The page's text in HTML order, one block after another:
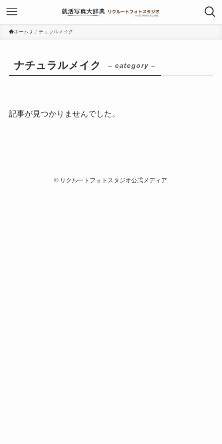
ホーム ナチュラルメイク
ナチュラルメイク – category –
記事が見つかりませんでした。
©リクルートフォトスタジオ公式メディア.